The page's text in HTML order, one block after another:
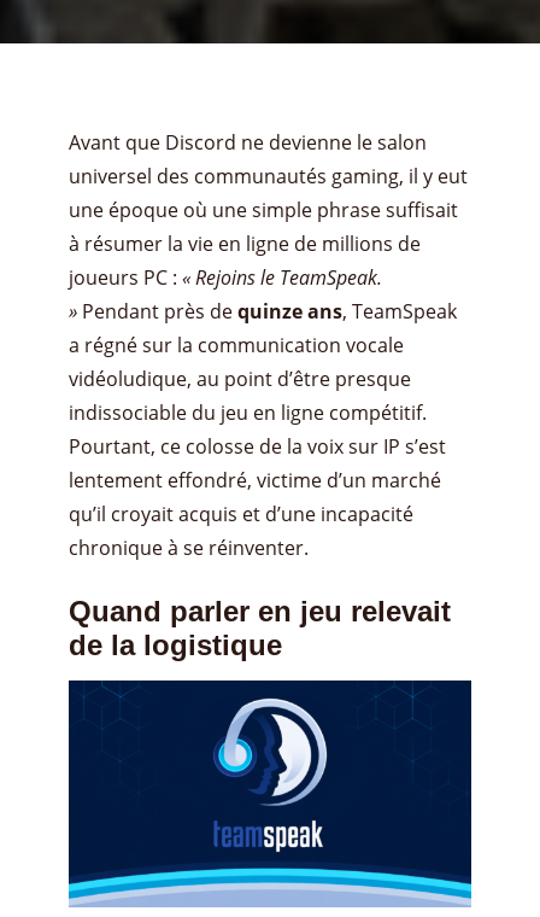
Avant que Discord ne devienne le salon
universel des communautés gaming, il y eut
une époque où une simple phrase suffisait
à résumer la vie en ligne de millions de
joueurs PC : « Rejoins le TeamSpeak.
» Pendant près dequinze ans, TeamSpeak
a régné sur la communication vocale
vidéoludique, au point d’être presque
indissociable du jeu en ligne compétitif.
Pourtant, ce colosse de la voix sur IP s’est
lentement effondré, victime d’un marché
qu’il croyait acquis et d’une incapacité
chronique à se réinventer.
Quand parler en jeu relevait
de la logistique